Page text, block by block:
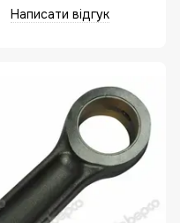
Написати відгук